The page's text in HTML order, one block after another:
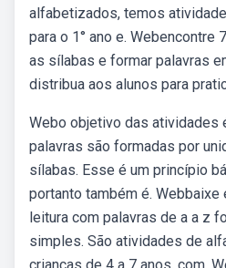
alfabetizados, temos
para o 1° ano e. Webencontre
as sílabas e formar palavras
distribua aos alunos para
Webo objetivo das atividades
palavras são formadas por
sílabas. Esse é um princípio
portanto também é. Webbaixe
leitura com palavras de a a z
simples. São atividades de